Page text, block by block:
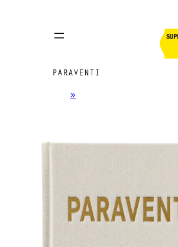
PARAVENTI
»